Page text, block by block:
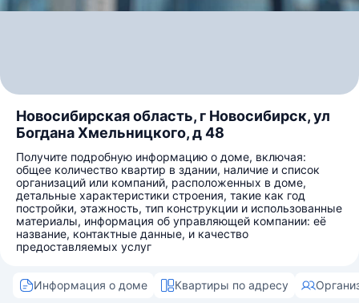
Новосибирская область, г Новосибирск, ул
Богдана Хмельницкого, д 48
Получите подробную информацию о доме, включая:
общее количество квартир в здании, наличие и список
организаций или компаний, расположенных в доме,
детальные характеристики строения, такие как год
постройки, этажность, тип конструкции и использованные
материалы, информация об управляющей компании: её
название, контактные данные, и качество
предоставляемых услуг
Информация о доме Квартиры по адресу